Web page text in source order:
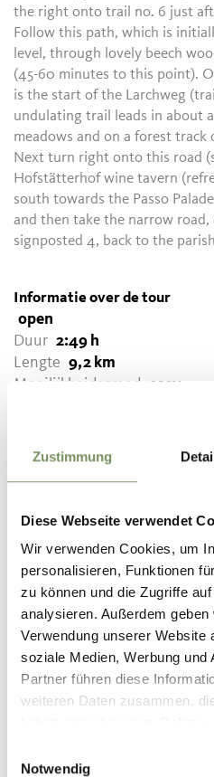
Zustimmung
Diese Webseite verwendet
Wir verwenden Cookies, um
personalisieren, Funktionen
zu können und die Zugriffe
analysieren. Außerdem
Verwendung unserer Website
soziale Medien, Werbung und
Partner führen diese
weiteren Daten zusammen,
Notwendig
the right onto trail no. 6 just
Follow this path, which is
level, through lovely beech
(45-60 minutes to this point).
is the start of the Larchweg
undulating trail leads in about
meadows and on a forest
Next turn right onto this road
Hofstätterhof wine tavern
south towards the Passo
and then take the narrow
signposted 4, back to the
Informatie over de tour
open
Duur 2:49 h
Lengte 9,2 km
Moeilijkheidsgraad
easy
Hoogtemeter bergaf
DOWNLOAD GPX-FILE
Tourismusverein Tisens-
Prissian
Bäcknhaus 54
39010 Tisens/Prissian
info@tisensprissian.com